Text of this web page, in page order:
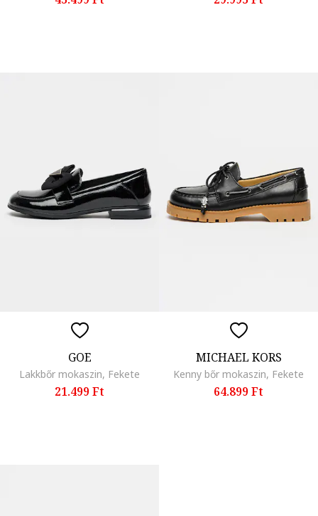
GOE
Lakkbőr mokaszin, Fekete
21.499 Ft
MICHAEL KORS
Kenny bőr mokaszin, Fekete
64.899 Ft